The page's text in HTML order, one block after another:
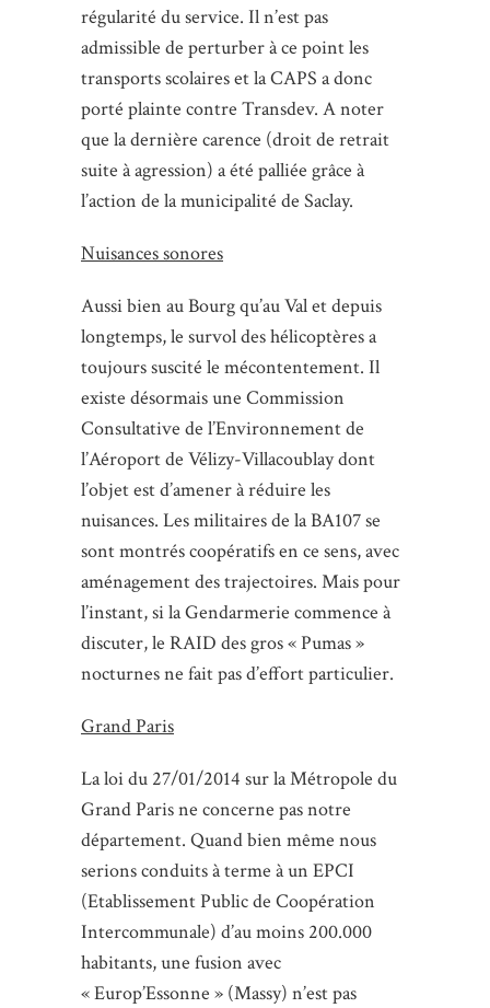
régularité du service. Il n’est pas
admissible de perturber à ce point les
transports scolaires et la CAPS a donc
porté plainte contre Transdev. A noter
que la dernière carence (droit de retrait
suite à agression) a été palliée grâce à
l’action de la municipalité de Saclay.
Nuisances sonores
Aussi bien au Bourg qu’au Val et depuis
longtemps, le survol des hélicoptères a
toujours suscité le mécontentement. Il
existe désormais une Commission
Consultative de l’Environnement de
l’Aéroport de Vélizy-Villacoublay dont
l’objet est d’amener à réduire les
nuisances. Les militaires de la BA107 se
sont montrés coopératifs en ce sens, avec
aménagement des trajectoires. Mais pour
l’instant, si la Gendarmerie commence à
discuter, le RAID des gros « Pumas »
nocturnes ne fait pas d’effort particulier.
Grand Paris
La loi du 27/01/2014 sur la Métropole du
Grand Paris ne concerne pas notre
département. Quand bien même nous
serions conduits à terme à un EPCI
(Etablissement Public de Coopération
Intercommunale) d’au moins 200.000
habitants, une fusion avec
« Europ’Essonne » (Massy) n’est pas